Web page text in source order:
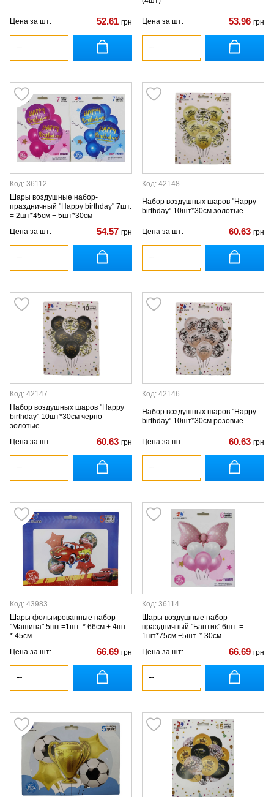
Цена за шт: 52.61 грн Цена за шт: 53.96 грн
Код: 36112
Шары воздушные набор-
праздничный "Happy birthday" 7шт.
= 2шт*45см + 5шт*30см
Цена за шт:
54.57 грн
Код: 42148
Набор воздушных шаров "Happy
birthday" 10шт*30см золотые
Цена за шт: 60.63 грн
Код: 42147
Набор воздушных шаров "Happy
birthday" 10шт*30см черно-
золотые
Цена за шт:
60.63 грн
Код: 42146
Набор воздушных шаров "Happy
birthday" 10шт*30см розовые
Цена за шт: 60.63 грн
Код: 43983
Шары фольгированные набор
"Машина" 5шт.=1шт. * 66см + 4шт.
* 45см
Цена за шт:
66.69 грн
Код: 36114
Шары воздушные набор -
праздничный "Бантик" 6шт. =
1шт*75см +5шт. * 30см
Цена за шт:
66.69 грн